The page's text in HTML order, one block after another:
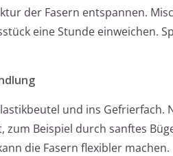
der Fasern entspannen.
eine Stunde einweichen.
und ins Gefrierfach.
Beispiel durch sanftes
die Fasern flexibler machen.